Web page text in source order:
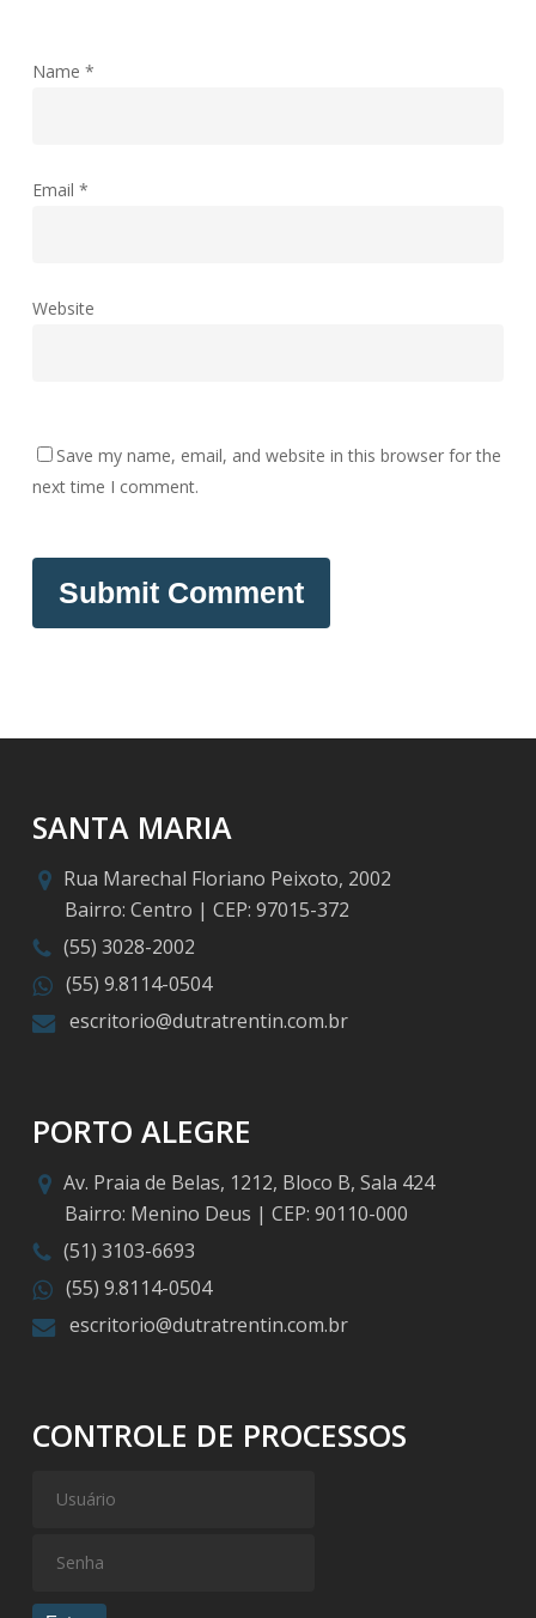
Name *
Email *
Website
Save my name, email, and website in this browser for the
next time I comment.
SANTA MARIA
Rua Marechal Floriano Peixoto, 2002
Bairro: Centro | CEP: 97015-372
(55) 3028-2002
(55) 9.8114-0504
escritorio@dutratrentin.com.br
PORTO ALEGRE
Av. Praia de Belas, 1212, Bloco B, Sala 424
Bairro: Menino Deus | CEP: 90110-000
(51) 3103-6693
(55) 9.8114-0504
escritorio@dutratrentin.com.br
CONTROLE DE PROCESSOS